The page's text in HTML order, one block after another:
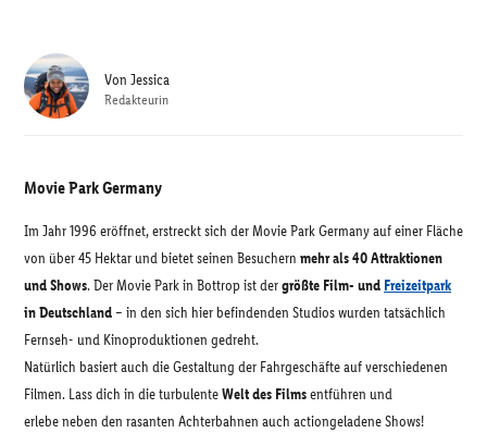
Movie Park Germany
Im Jahr 1996 eröffnet, erstreckt sich der Movie Park Germany auf einer Fläche
von über 45 Hektar und bietet seinen Besuchern mehr als 40 Attraktionen
und Shows. Der Movie Park in Bottrop ist dergrößte Film- und Freizeitpark
in Deutschland– in den sich hier befindenden Studios wurden tatsächlich
Fernseh- und Kinoproduktionen gedreht.
Natürlich basiert auch die Gestaltung der Fahrgeschäfte auf verschiedenen
Filmen. Lass dich in die turbulenteWelt des Filmsentführen und
erlebe neben den rasanten Achterbahnen auch actiongeladene Shows!
Von Jessica
Redakteurin